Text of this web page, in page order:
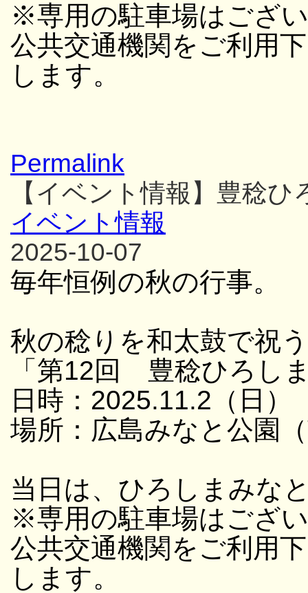
※専用の駐車場はござ
公共交通機関をご利用
します。
Permalink
【イベント情報】豊稔
イベント情報
2025-10-07
毎年恒例の秋の行事。
秋の稔りを和太鼓で祝
「第12回 豊稔ひろし
日時：2025.11.2（日
場所：広島みなと公園
当日は、ひろしまみな
※専用の駐車場はござ
公共交通機関をご利用
します。